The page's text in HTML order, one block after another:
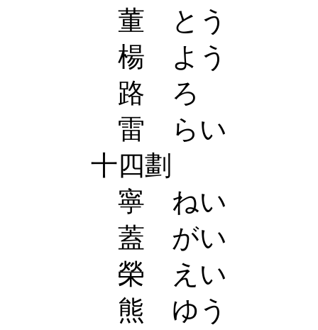
董 とう
楊 よう
路 ろ
雷 らい
十四劃
寧 ねい
蓋 がい
榮 えい
熊 ゆう